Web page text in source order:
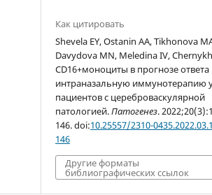
Как цитировать
Shevela EY, Ostanin AA, Tikhonova
Davydova MN, Meledina IV,
CD16+моноциты в прогнозе ответа
интраназальную иммунотерапию
пациентов с цереброваскулярной
патологией.Патогенез.
146. doi:10.25557/2310-
146
Другие форматы
библиографических ссылок